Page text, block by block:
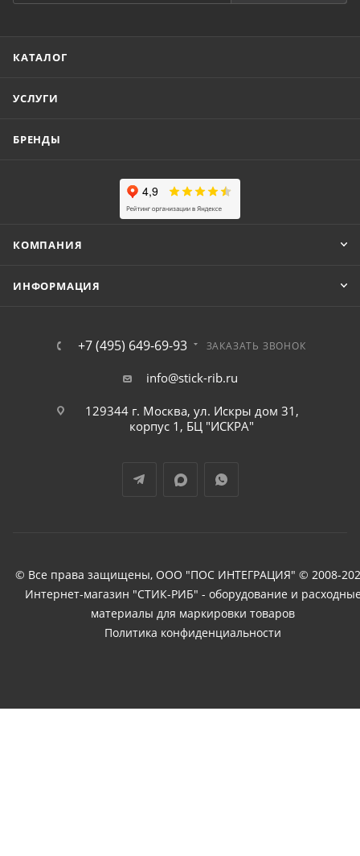
КАТАЛОГ
УСЛУГИ
БРЕНДЫ
КОМПАНИЯ
ИНФОРМАЦИЯ
+7 (495) 649-69-93 ЗАКАЗАТЬ ЗВОНОК
info@stick-rib.ru
129344 г. Москва, ул. Искры дом 31,
корпус 1, БЦ "ИСКРА"
© Все права защищены, ООО "ПОС ИНТЕГРАЦИЯ" © 2008-
Интернет-магазин "СТИК-РИБ" - оборудование и
материалы для маркировки товаров
Политика конфиденциальности